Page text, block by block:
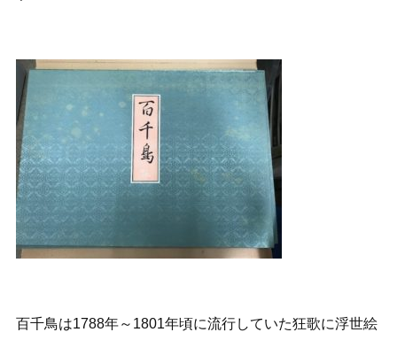
百千鳥は1788年～1801年頃に流行していた狂歌に浮世絵